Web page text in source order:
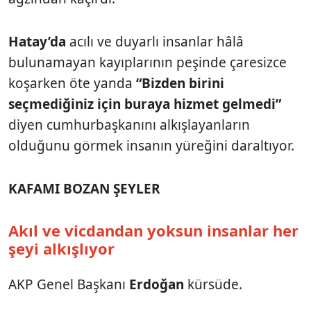
Hatay’da acılı ve duyarlı insanlar hâlâ
bulunamayan kayıplarının peşinde çaresizce
koşarken öte yanda “Bizden birini
seçmediğiniz için buraya hizmet gelmedi”
diyen cumhurbaşkanını alkışlayanların
olduğunu görmek insanın yüreğini daraltıyor.
KAFAMI BOZAN ŞEYLER
Akıl ve vicdandan yoksun insanlar her
şeyi alkışlıyor
AKP Genel Başkanı Erdoğan kürsüde.